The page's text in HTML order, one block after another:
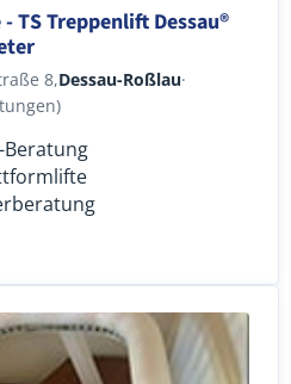
TS Treppenlift Dessau®
8,Dessau-Roßlau·